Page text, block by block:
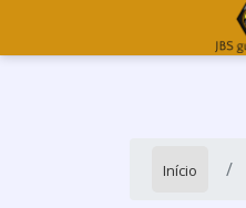
Início